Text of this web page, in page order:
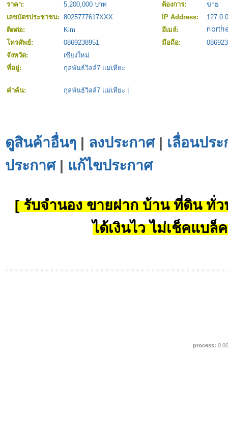
ราคา:
5,200,000 บาท ต้องการ:
ขาย
เลขบัตรประชาชน: 8025777617XXX IP Address:
ติดต่อ:
Kim
อีเมล์:
โทรศัพย์:
0869238951 มือถือ:
จังหวัด:
เชียงใหม่
ที่อยู่:
กุลพันธ์วิลล์7 แม่เหียะ
คำค้น: กุลพันธ์วิลล์7 แม่เหียะ
ดูสินค้าอื่นๆ | ลงประกาศ| เลื่อนปร
ประกาศ| แก้ไขประกาศ
[ รับจำนอง ขายฝาก บ้าน ที่ดิน ทั่ว
ได้เงินไว ไม่เช็คแบล็
process: